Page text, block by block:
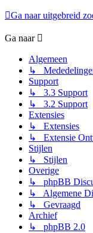
Ga naar uitgebreid
Ga naar
Algemeen
↳
Support
↳ 3.3 Support
↳ 3.2 Support
Extensies
↳ Extensies
↳ Extensie
Stijlen
↳ Stijlen
Overige
↳ phpBB
↳ Algemene
↳ Gevraagd
Archief
↳ phpBB 2.0